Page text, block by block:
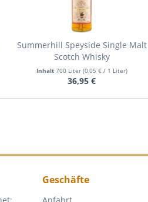
Summerhill Speyside Single Malt
Scotch Whisky
Inhalt 700 Liter (0,05 € / 1 Liter)
36,95 €
Geschäfte